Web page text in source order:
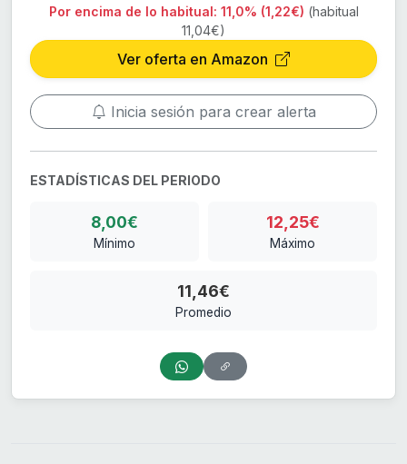
Por encima de lo habitual: 11,0% (1,22€) (habitual
11,04€)
Ver oferta en Amazon
Inicia sesión para crear alerta
ESTADÍSTICAS DEL PERIODO
8,00€
Mínimo
12,25€
Máximo
11,46€
Promedio